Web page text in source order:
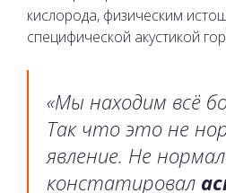
кислорода, физическим
специфической акустикой
«Мы находим всё
Так что это не
явление. Не
констатировал